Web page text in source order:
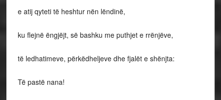
e atij qyteti të heshtur nën lëndinë,
ku flejnë ëngjëjt, së bashku me puthjet e rrënjëve,
të ledhatimeve, përkëdheljeve dhe fjalët e shënjta:
Të pastë nana!